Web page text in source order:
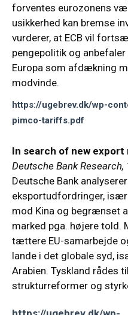
forventes eurozonens
usikkerhed kan bremse
vurderer, at ECB vil
pengepolitik og
Europa som afdækning
modvinde.
https://ugebrev.dk/wp-
pimco-tariffs.pdf
In search of new export
Deutsche Bank Research,
Deutsche Bank
eksportudfordringer,
mod Kina og begrænset
marked pga. højere told.
tættere EU-samarbejde
lande i det globale syd,
Arabien. Tyskland rådes
strukturreformer og